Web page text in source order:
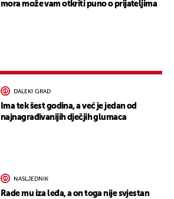
mora može vam otkriti puno o prijateljima
DALEKI GRAD
Ima tek šest godina, a već je jedan od
najnagrađivanijih dječjih glumaca
NASLJEDNIK
Rade mu iza leđa, a on toga nije svjestan